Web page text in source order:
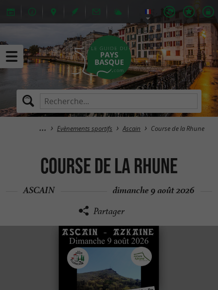
Evènements sportifs Ascain Course de la Rhune
Course de la Rhune
ASCAIN dimanche 9 août 2026
Partager